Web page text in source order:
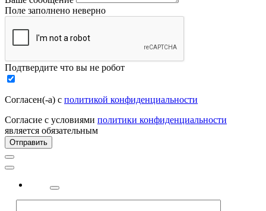
Поле заполнено неверно
Подтвердите что вы не робот
Согласен(-а) с политикой конфиденциальности
Согласие с условиями политики конфиденциальности
является обязательным
Отправить